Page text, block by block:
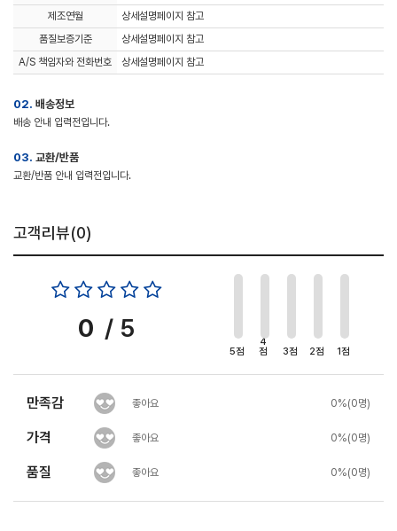
제조연월
상세설명페이지 참고
품질보증기준
상세설명페이지 참고
A/S 책임자와 전화번호
상세설명페이지 참고
02. 배송정보
배송 안내 입력전입니다.
03. 교환/반품
교환/반품 안내 입력전입니다.
고객리뷰(0)
0 / 5
5점
4
점
3점 2점 1점
만족감 좋아요 0%(0명)
가격 좋아요 0%(0명)
품질 좋아요 0%(0명)